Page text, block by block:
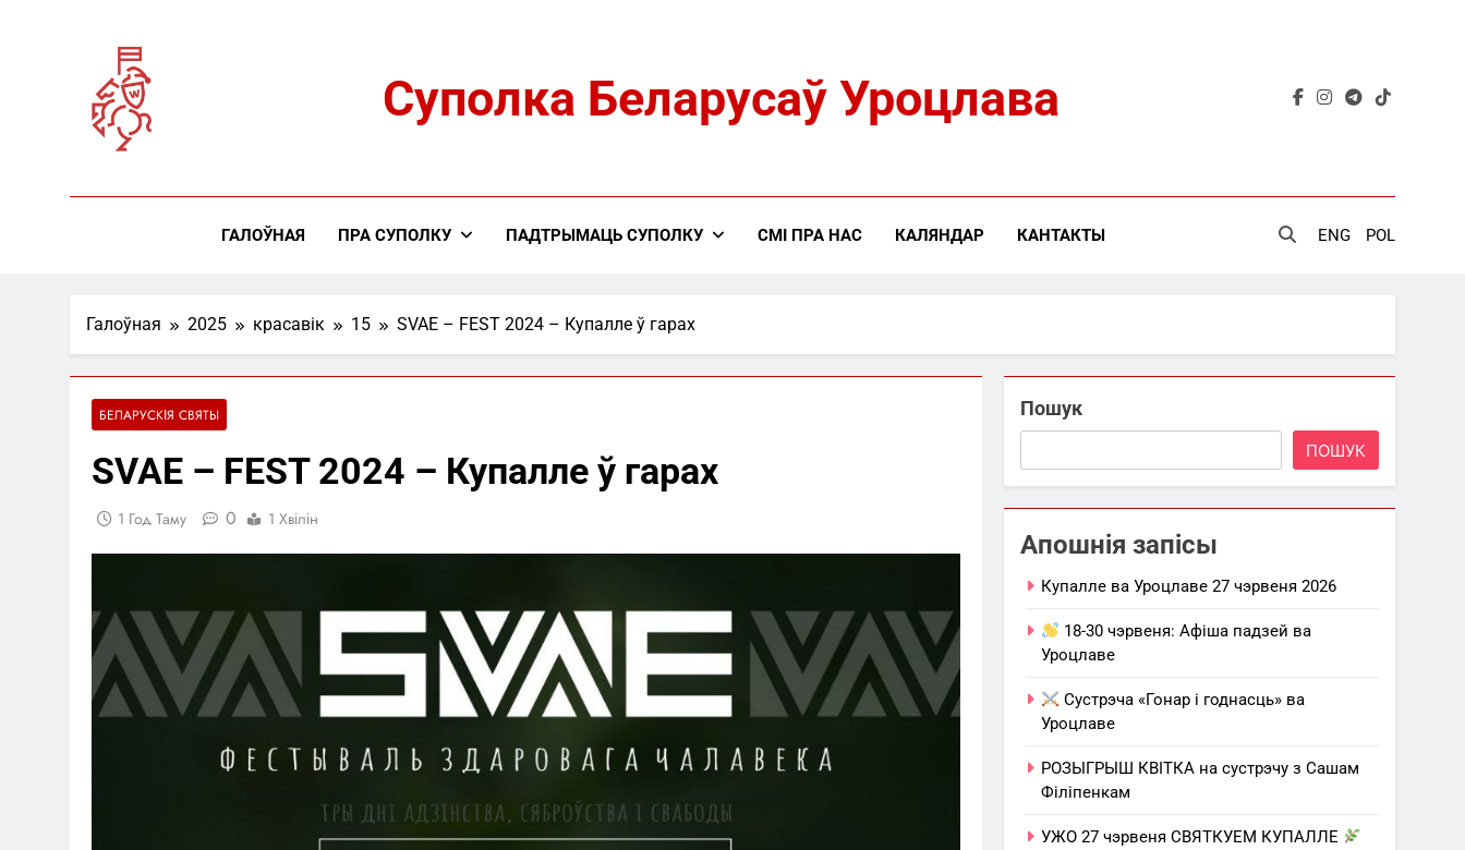
Суполка Беларусаў Уроцлава
ENG POL
ГАЛОЎНАЯ ПРА CУПОЛКУ ПАДТРЫМАЦЬ СУПОЛКУ СМІ ПРА НАС КАЛЯНДАР КАНТАКТЫ
Галоўная 2025 красавік 15 SVAE – FEST 2024 – Купалле ў гарах
БЕЛАРУСКІЯ СВЯТЫ
SVAE – FEST 2024 – Купалле ў гарах
1 Год Таму 0 1 Хвілін
Пошук
ПОШУК
Апошнія запісы
Купалле ва Уроцлаве 27 чэрвеня 2026
18-30 чэрвеня: Афіша падзей ва
Уроцлаве
Сустрэча «Гонар і годнасць» ва
Уроцлаве
РОЗЫГРЫШ КВІТКА на сустрэчу з Сашам
Філіпенкам
УЖО 27 чэрвеня СВЯТКУЕМ КУПАЛЛЕ